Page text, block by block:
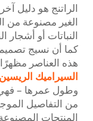
الراتنج هو دليل
الغير مصنوعة من
النباتات أو
كما أن نسيج
هذه العناصر مظهرًا
السيراميك الريسين
وطول عمرها – فهي
من التفاصيل
المنتجات